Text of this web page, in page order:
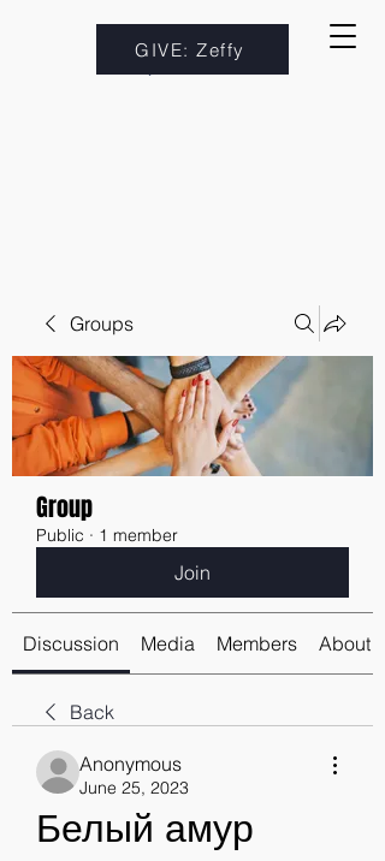
GIVE: Zeffy
Groups
Group
Public · 1 member
Join
Discussion Media Members About
Back
Anonymous
June 25, 2023
Белый амур